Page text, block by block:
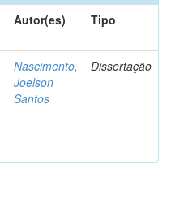
Autor(es) Tipo
Nascimento,
Joelson
Santos
Dissertação